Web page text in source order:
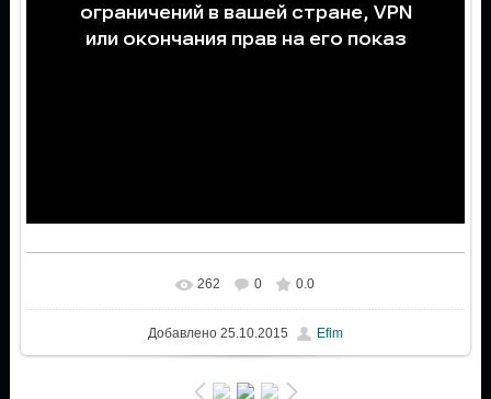
262 0 0.0
Добавлено25.10.2015 Efim